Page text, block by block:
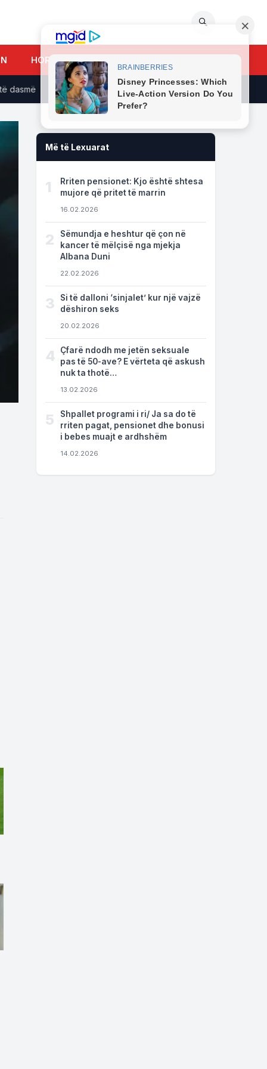
🔍
HOROSKOPI
Grabitja “pa armë” e Raiffeisen Bank: Si u zhvatën
Më të Lexuarat
1
Rriten pensionet: Kjo është shtesa
mujore që pritet të marrin
16.02.2026
2
Sëmundja e heshtur që çon në
kancer të mëlçisë nga mjekja
Albana Duni
22.02.2026
3
Si të dalloni ‘sinjalet’ kur një vajzë
dëshiron seks
20.02.2026
4
Çfarë ndodh me jetën seksuale
pas të 50-ave? E vërteta që askush
nuk ta thotë…
13.02.2026
5
Shpallet programi i ri/ Ja sa do të
rriten pagat, pensionet dhe bonusi
i bebes muajt e ardhshëm
14.02.2026